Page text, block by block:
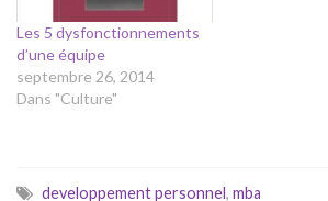
Les 5 dysfonctionnements
d’une équipe
septembre 26, 2014
Dans "Culture"
developpement personnel, mba